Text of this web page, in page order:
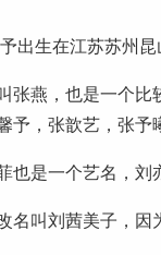
出生在江苏苏州
张燕，也是一个
予，张歆艺，张予
也是一个艺名，刘
名叫刘茜美子，因